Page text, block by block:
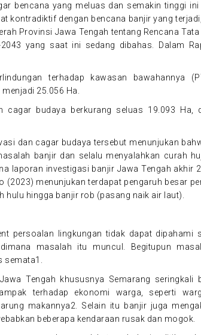
bencana yang meluas dan semakin tinggi ini
kontradiktif dengan bencana banjir yang
Provinsi Jawa Tengah tentang Rencana Tata
yang saat ini sedang dibahas. Dalam
terhadap kawasan bawahannya
25.056 Ha.
cagar budaya berkurang seluas 19.093 Ha,
dan cagar budaya tersebut menunjukan
banjir dan selalu menyalahkan curah
laporan investigasi banjir Jawa Tengah akhir
(2023) menunjukan terdapat pengaruh besar
hulu hingga banjir rob (pasang naik air laut).
persoalan lingkungan tidak dapat dipahami
masalah itu muncul. Begitupun
Tengah khususnya Semarang seringkali
terhadap ekonomi warga, seperti
makannya2. Selain itu banjir juga
beberapa kendaraan rusak dan mogok.